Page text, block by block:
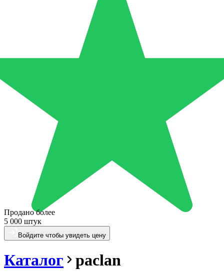
Продано более
5 000 штук
Войдите чтобы увидеть цену
Каталог paclan